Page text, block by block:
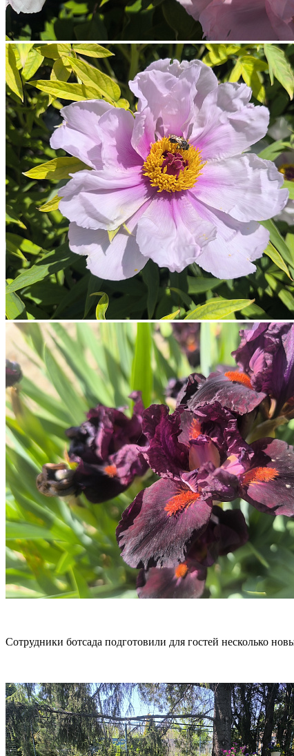
Сотрудники ботсада подготовили для гостей несколько